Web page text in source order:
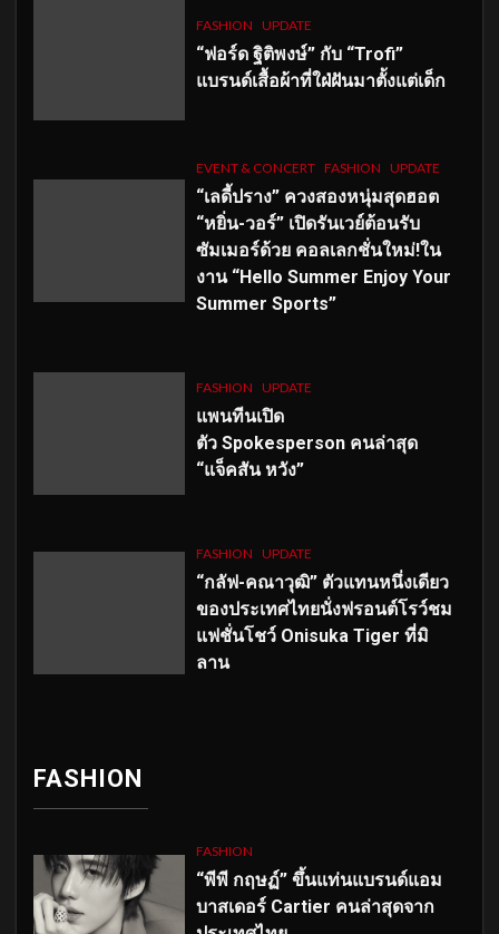
FASHION UPDATE
“ฟอร์ด ฐิติพงษ์” กับ “Trofi”
แบรนด์เสื้อผ้าที่ใฝ่ฝันมาตั้งแต่เด็ก
EVENT & CONCERT FASHION UPDATE
“เลดี้ปราง” ควงสองหนุ่มสุดฮอต
“หยิ่น-วอร์” เปิดรันเวย์ต้อนรับ
ซัมเมอร์ด้วย คอลเลกชั่นใหม่!ใน
งาน “Hello Summer Enjoy Your
Summer Sports”
FASHION UPDATE
แพนทีนเปิด
ตัว Spokesperson คนล่าสุด
“แจ็คสัน หวัง”
FASHION UPDATE
“กลัฟ-คณาวุฒิ” ตัวแทนหนึ่งเดียว
ของประเทศไทยนั่งฟรอนต์โรว์ชม
แฟชั่นโชว์ Onisuka Tiger ที่มิ
ลาน
FASHION
FASHION
“พีพี กฤษฏ์” ขึ้นแท่นแบรนด์แอม
บาสเดอร์ Cartier คนล่าสุดจาก